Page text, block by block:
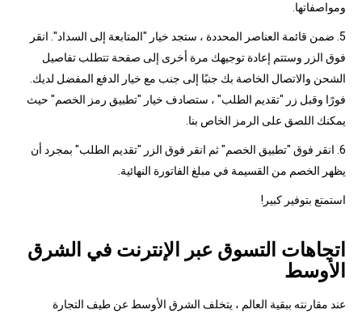
ومواصفاتها.
5. ضمن قائمة العناصر المحددة ، ستجد خيار "المتابعة إلى السداد". انقر
فوق الزر وستتم إعادة توجيهك مرة أخرى إلى صفحة تتطلب تفاصيل
الشحن والاتصال الخاصة بك جنبًا إلى جنب مع خيار الدفع المفضل لديك.
فورًا وقبل زر "تقديم الطلب" ، ستصادف خيار "تطبيق رمز الخصم" حيث
يمكنك اللصق على الرمز الخاص بنا.
6. انقر فوق "تطبيق الخصم" ثم انقر فوق الزر "تقديم الطلب" بمجرد أن
يظهر الخصم من القسيمة في مبلغ الفاتورة النهائية.
استمتع بتوفير كبير!
اتجاهات التسوق عبر الإنترنت في الشرق
الأوسط
عند مقارنته ببقية العالم ، يتخلف الشرق الأوسط عن طيف التجارة